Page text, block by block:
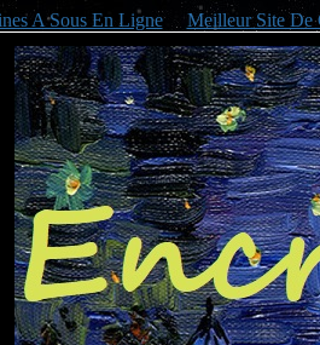
A Sous En Ligne Meilleur Site De